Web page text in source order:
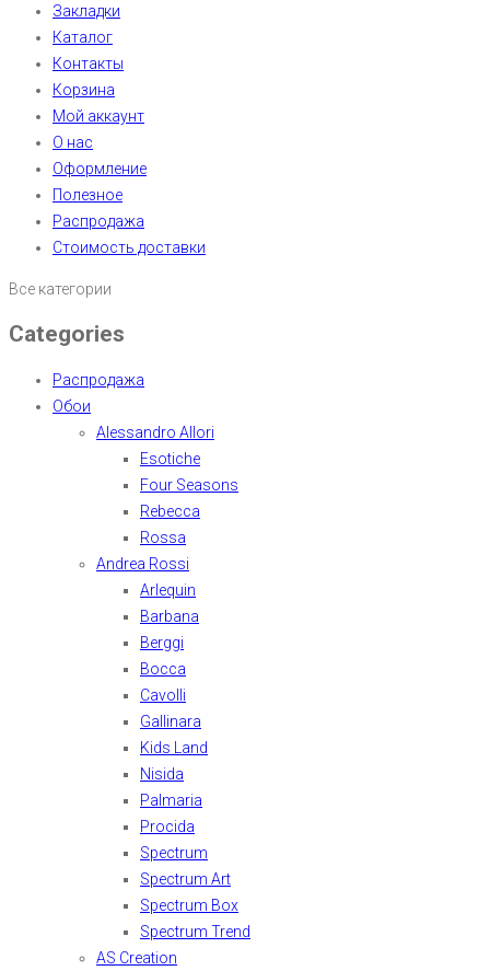
Закладки
Каталог
Контакты
Корзина
Мой аккаунт
О нас
Оформление
Полезное
Распродажа
Стоимость доставки
Все категории
Categories
Распродажа
Обои
Alessandro Allori
Esotiche
Four Seasons
Rebecca
Rossa
Andrea Rossi
Arlequin
Barbana
Berggi
Bocca
Cavolli
Gallinara
Kids Land
Nisida
Palmaria
Procida
Spectrum
Spectrum Art
Spectrum Box
Spectrum Trend
AS Creation